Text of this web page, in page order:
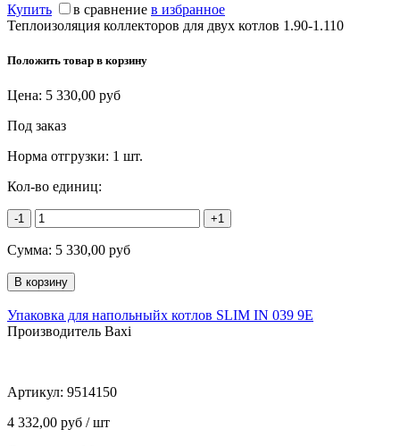
Купить в сравнение в избранное
Теплоизоляция коллекторов для двух котлов 1.90-1.110
Положить товар в корзину
Цена: 5 330,00 руб
Под заказ
Норма отгрузки: 1 шт.
Кол-во единиц:
-1 +1
Сумма: 5 330,00 руб
Упаковка для напольныйх котлов SLIM IN 039 9E
Производитель Baxi
Артикул: 9514150
4 332,00 руб / шт